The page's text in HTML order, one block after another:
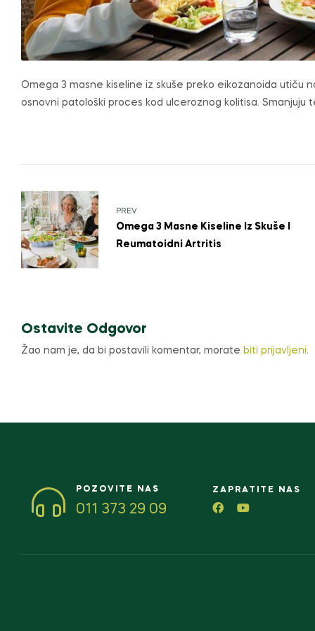
Omega 3 masne kiseline iz skuše preko eikozanoida utiču
osnovni patološki proces kod ulceroznog kolitisa.
PREV
Omega 3 Masne Kiseline Iz Skuše I
Reumatoidni Artritis
Ostavite Odgovor
Žao nam je, da bi postavili komentar, morate biti prijavljeni.
POZOVITE NAS
011 373 29 09
ZAPRATITE NAS